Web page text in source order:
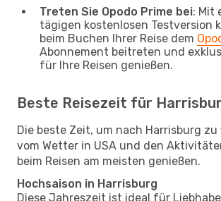
Treten Sie Opodo Prime bei: Mit
tägigen kostenlosen Testversion
beim Buchen Ihrer Reise dem
Abonnement beitreten und
für Ihre Reisen genießen.
Beste Reisezeit für
Die beste Zeit, um nach Harrisburg
vom Wetter in USA und den
beim Reisen am meisten genießen.
Hochsaison in Harrisburg
Diese Jahreszeit ist ideal für